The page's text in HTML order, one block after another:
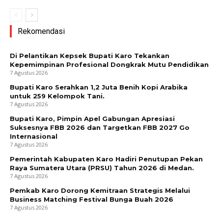
Rekomendasi
Di Pelantikan Kepsek Bupati Karo Tekankan
Kepemimpinan Profesional Dongkrak Mutu Pendidikan
7 Agustus 2026
Bupati Karo Serahkan 1,2 Juta Benih Kopi Arabika
untuk 259 Kelompok Tani.
7 Agustus 2026
Bupati Karo, Pimpin Apel Gabungan Apresiasi
Suksesnya FBB 2026 dan Targetkan FBB 2027 Go
Internasional
7 Agustus 2026
Pemerintah Kabupaten Karo Hadiri Penutupan Pekan
Raya Sumatera Utara (PRSU) Tahun 2026 di Medan.
7 Agustus 2026
Pemkab Karo Dorong Kemitraan Strategis Melalui
Business Matching Festival Bunga Buah 2026
7 Agustus 2026